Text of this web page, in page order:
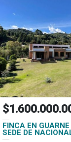
FINCA EN
SEDE DE